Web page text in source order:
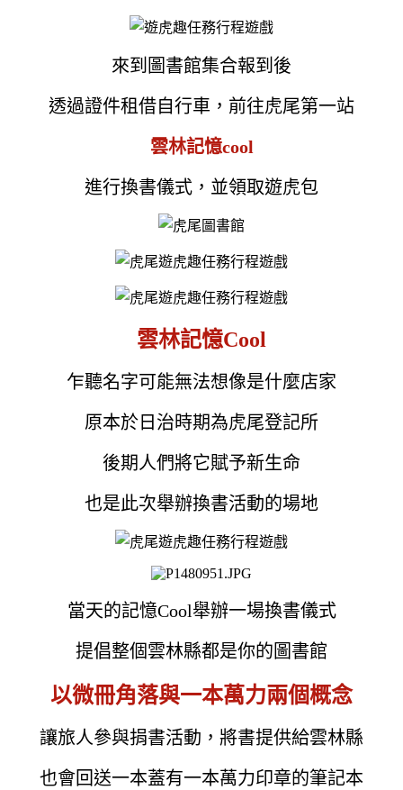
來到圖書館集合報到後
透過證件租借自行車，前往虎尾第一站
雲林記憶cool
進行換書儀式，並領取遊虎包
雲林記憶Cool
乍聽名字可能無法想像是什麼店家
原本於日治時期為虎尾登記所
後期人們將它賦予新生命
也是此次舉辦換書活動的場地
當天的記憶Cool舉辦一場換書儀式
提倡整個雲林縣都是你的圖書館
以微冊角落與一本萬力兩個概念
讓旅人參與捐書活動，將書提供給雲林縣
也會回送一本蓋有一本萬力印章的筆記本